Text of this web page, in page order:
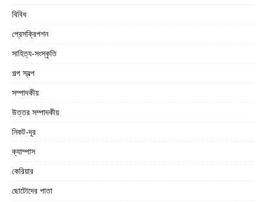
বিবিধ
প্রেসক্রিপশন
সাহিত্য-সংস্কৃতি
গল্প স্বল্প
সম্পাদকীয়
উত্তর সম্পাদকীয়
নিকট-দূর
ক্যাম্পাস
কেরিয়ার
ছোটোদের পাতা